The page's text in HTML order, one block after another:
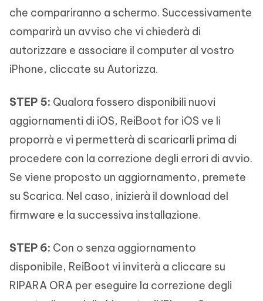
che compariranno a schermo. Successivamente
comparirà un avviso che vi chiederà di
autorizzare e associare il computer al vostro
iPhone, cliccate su Autorizza.
STEP 5: Qualora fossero disponibili nuovi
aggiornamenti di iOS, ReiBoot for iOS ve li
proporrà e vi permetterà di scaricarli prima di
procedere con la correzione degli errori di avvio.
Se viene proposto un aggiornamento, premete
su Scarica. Nel caso, inizierà il download del
firmware e la successiva installazione.
STEP 6: Con o senza aggiornamento
disponibile, ReiBoot vi inviterà a cliccare su
RIPARA ORA per eseguire la correzione degli